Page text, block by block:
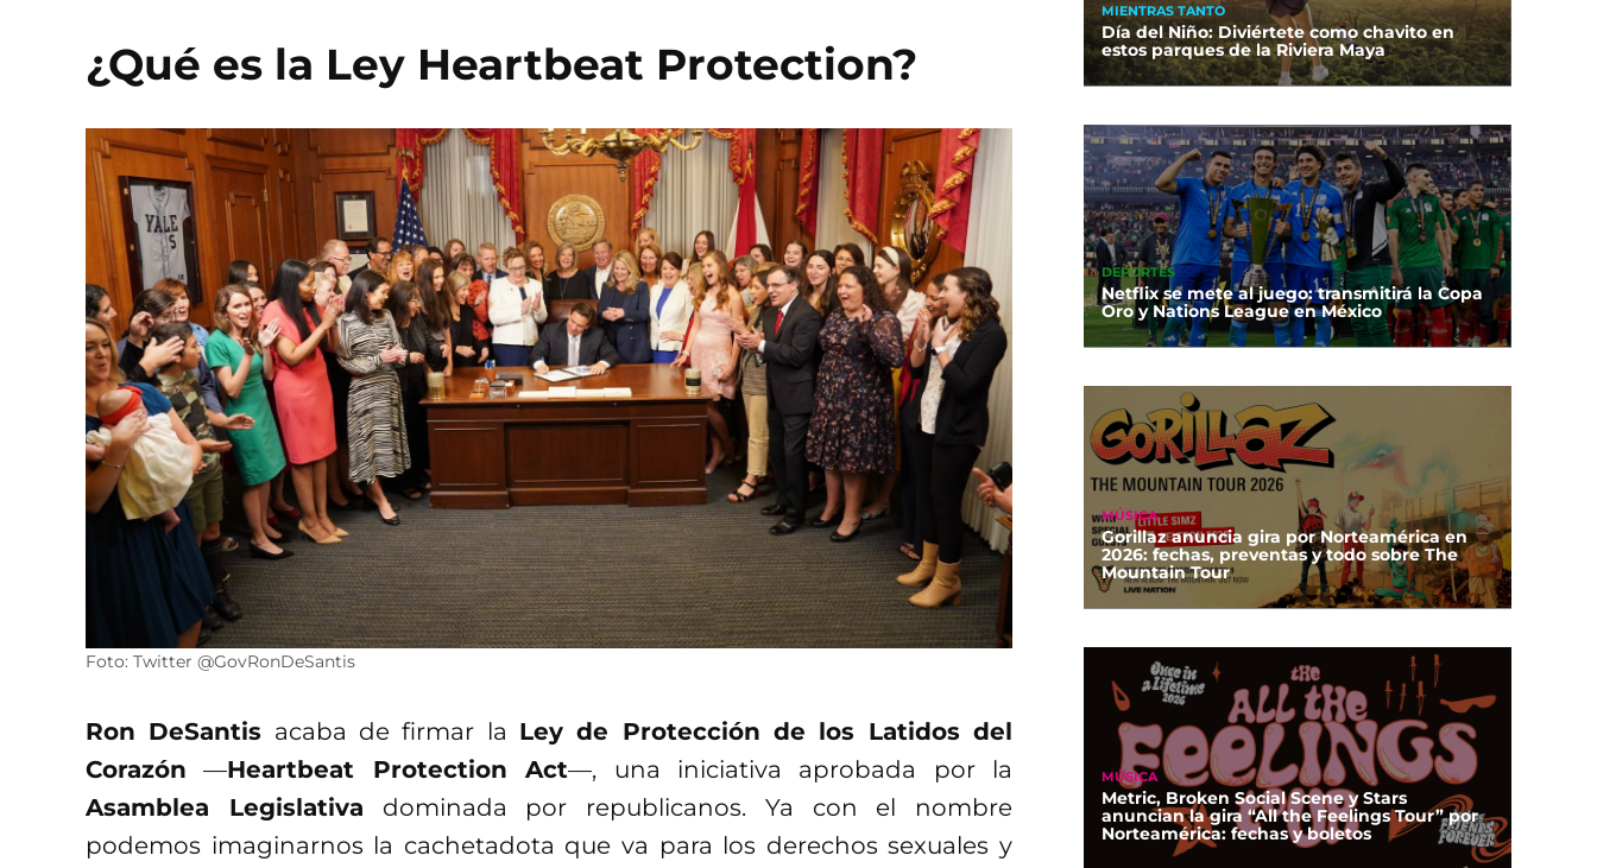
¿Qué es la Ley Heartbeat Protection?
Foto: Twitter @GovRonDeSantis
Ron DeSantis acaba de firmar la Ley de Protección de los Latidos del
Corazón —Heartbeat Protection Act—, una iniciativa aprobada por la
Asamblea Legislativa dominada por republicanos. Ya con el nombre
podemos imaginarnos la cachetadota que va para los derechos sexuales y
MIENTRAS TANTO
Día del Niño: Diviértete como chavito en
estos parques de la Riviera Maya
DEPORTES
Netflix se mete al juego: transmitirá la Copa
Oro y Nations League en México
MÚSICA
Gorillaz anuncia gira por Norteamérica en
2026: fechas, preventas y todo sobre The
Mountain Tour
MÚSICA
Metric, Broken Social Scene y Stars
anuncian la gira “All the Feelings Tour” por
Norteamérica: fechas y boletos